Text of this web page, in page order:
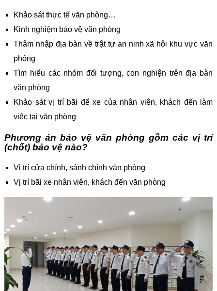
Khảo sát thực tế văn phòng…
Kinh nghiệm bảo vệ văn phòng
Thâm nhập địa bàn về trật tự an ninh xã hội khu vực văn
phòng
Tìm hiểu các nhóm đối tượng, con nghiện trên địa bàn
văn phòng
Khảo sát vị trí bãi để xe của nhân viên, khách đến làm
việc tại văn phòng
Phương án bảo vệ văn phòng gồm các vị trí
(chốt) bảo vệ nào?
Vị trí cửa chính, sảnh chính văn phòng
Vị trí bãi xe nhân viên, khách đến văn phòng